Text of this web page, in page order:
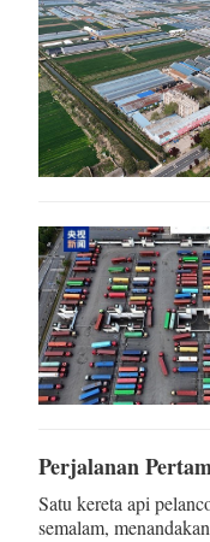
Perjalanan
Satu kereta api
semalam,